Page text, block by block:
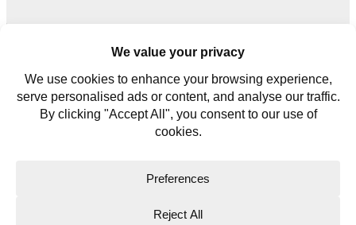
Mlade moške
Kontaktiraj nas
Copyright © 2026. All rights reserved.